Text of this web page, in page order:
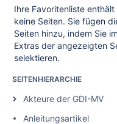
Ihre Favoritenliste
keine Seiten. Sie fügen
Seiten hinzu, indem Sie
Extras der angezeigten
selektieren.
SEITENHIERARCHIE
Akteure der GDI-MV
Anleitungsartikel